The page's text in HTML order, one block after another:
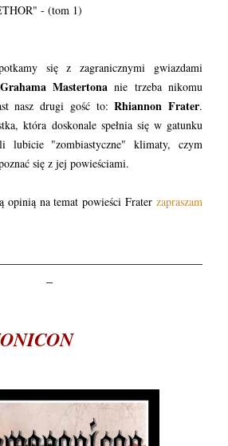
- (tom 1)
się z zagranicznymi gwiazdami
Grahama Mastertona nie trzeba nikomu
nasz drugi gość to:Rhiannon Frater.
która doskonale spełnia się w gatunku
lubicie "zombiastyczne" klimaty, czym
się z jej powieściami.
opinią na temat powieści Frater zapraszam